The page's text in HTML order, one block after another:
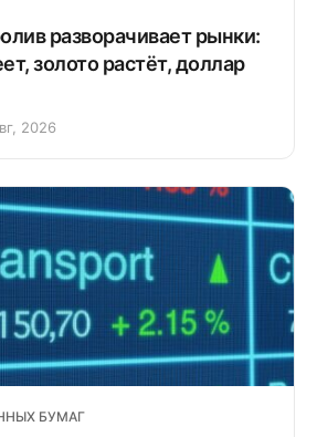
разворачивает рынки:
золото растёт, доллар
2026
БУМАГ